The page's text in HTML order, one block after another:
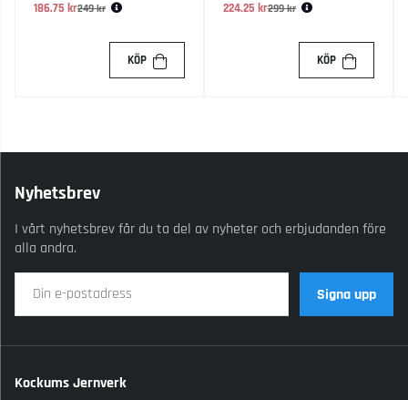
186.75 kr
Ordinarie pris:
249 kr
KÖP
224.25 kr
Ordinarie pris:
299 kr
KÖP
Nyhetsbrev
I vårt nyhetsbrev får du ta del av nyheter och erbjudanden före
alla andra.
Signa upp
Kockums Jernverk